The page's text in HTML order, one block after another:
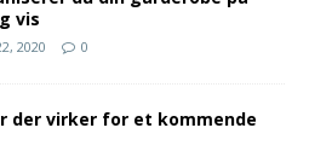
vis
2020 0
der virker for et kommende